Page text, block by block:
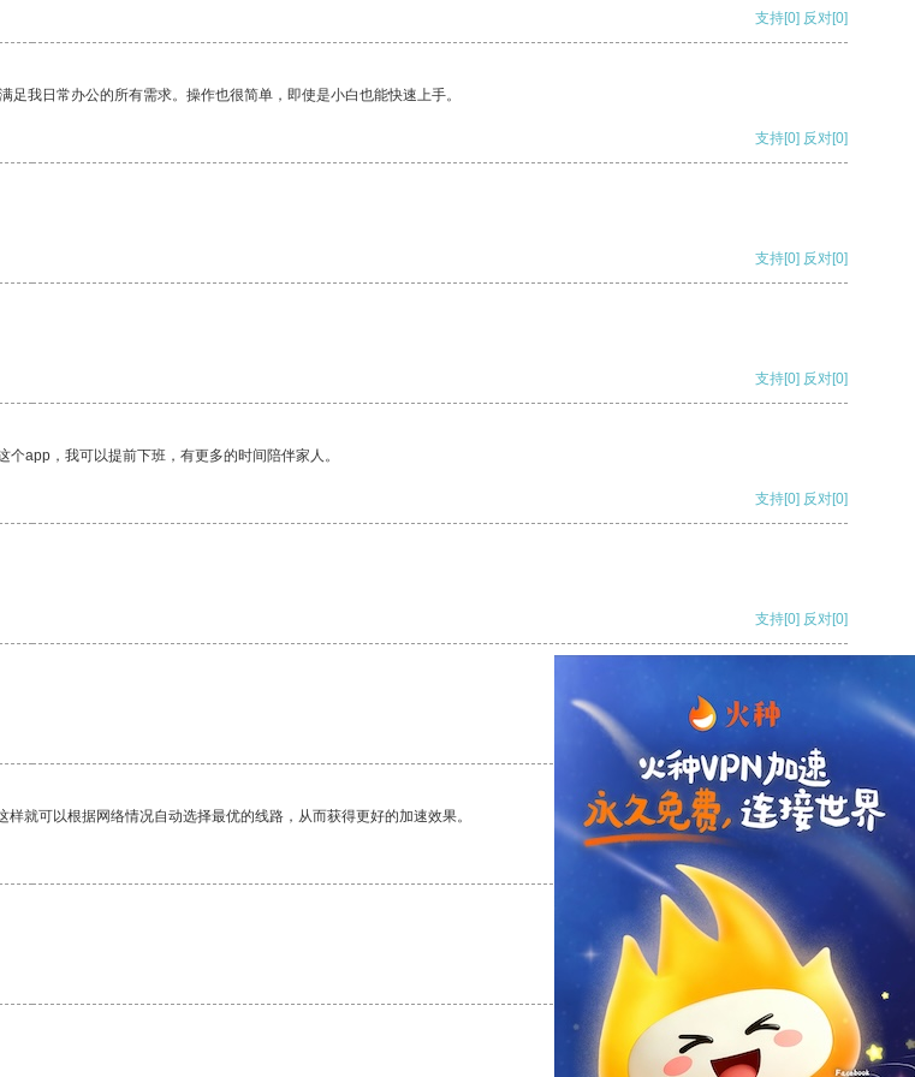
支持[0] 反对[0]
我日常办公的所有需求。操作也很简单，即使是小白也能快速上手。
支持[0] 反对[0]
支持[0] 反对[0]
支持[0] 反对[0]
app，我可以提前下班，有更多的时间陪伴家人。
支持[0] 反对[0]
支持[0] 反对[0]
就可以根据网络情况自动选择最优的线路，从而获得更好的加速效果。
反对
反对[0]